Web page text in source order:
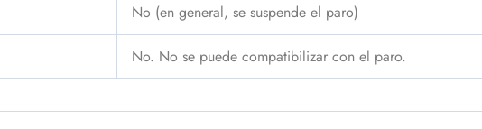
No (en general, se suspende el paro)
No. No se puede compatibilizar con el paro.